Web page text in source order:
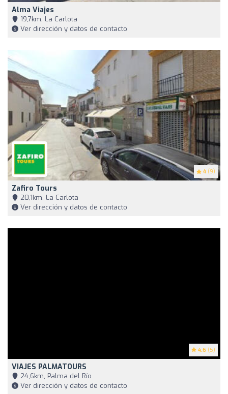
Alma Viajes
19,7km, La Carlota
Ver dirección y datos de contacto
4 (9)
Zafiro Tours
20,1km, La Carlota
Ver dirección y datos de contacto
4.6 (5)
VIAJES PALMATOURS
24,6km, Palma del Río
Ver dirección y datos de contacto